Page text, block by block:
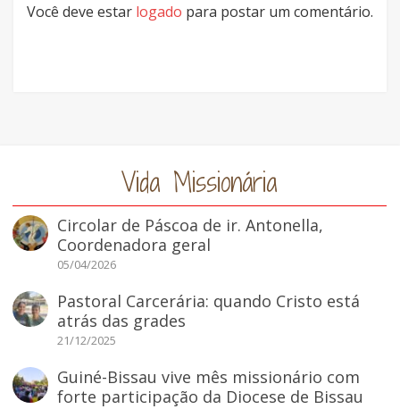
Você deve estar logado para postar um comentário.
Vida Missionária
Circolar de Páscoa de ir. Antonella,
Coordenadora geral
05/04/2026
Pastoral Carcerária: quando Cristo está
atrás das grades
21/12/2025
Guiné-Bissau vive mês missionário com
forte participação da Diocese de Bissau